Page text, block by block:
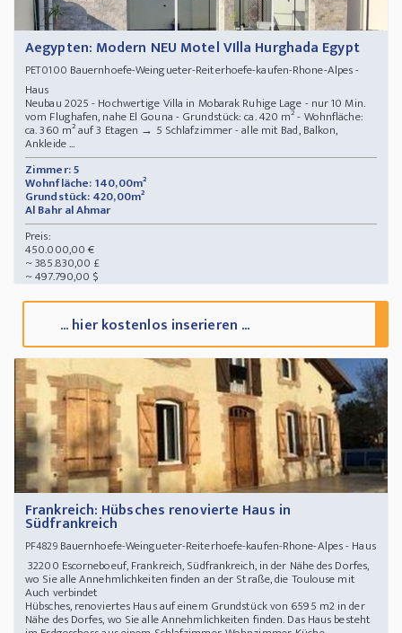
Aegypten: Modern NEU Motel VIlla Hurghada Egypt
PET0100 Bauernhoefe-Weingueter-Reiterhoefe-kaufen-Rhone-Alpes -
Haus
Neubau 2025 - Hochwertige Villa in Mobarak Ruhige Lage - nur 10 Min.
vom Flughafen, nahe El Gouna - Grundstück: ca. 420 m² - Wohnfläche:
ca. 360 m² auf 3 Etagen → ️5 Schlafzimmer - alle mit Bad, Balkon,
Ankleide ...
Zimmer: 5
Wohnfläche: 140,00m²
Grundstück: 420,00m²
Al Bahr al Ahmar
Preis:
450.000,00 €
~ 385.830,00 £
~ 497.790,00 $
... hier kostenlos inserieren ...
Frankreich: Hübsches renovierte Haus in
Südfrankreich
PF4829Bauernhoefe-Weingueter-Reiterhoefe-kaufen-Rhone-Alpes - Haus
32200 Escorneboeuf, Frankreich, Südfrankreich, in der Nähe des Dorfes,
wo Sie alle Annehmlichkeiten finden an der Straße, die Toulouse mit
Auch verbindet
Hübsches, renoviertes Haus auf einem Grundstück von 6595 m2 in der
Nähe des Dorfes, wo Sie alle Annehmlichkeiten finden. Das Haus besteht